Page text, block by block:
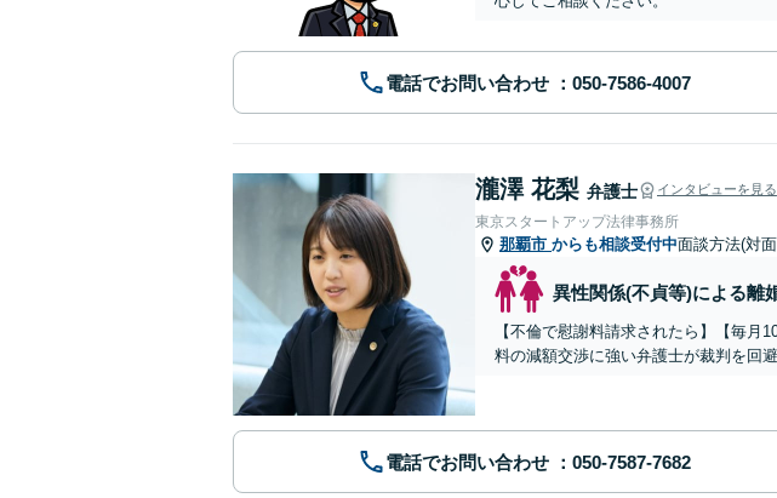
電話でお問い合わせ
瀧澤 花梨 弁護士 インタビューを見る
東京スタートアップ法律事務所
那覇市 からも相談受付中面談方法(対
異性関係(不貞等)による離
【不倫で慰謝料請求されたら】【毎
料の減額交渉に強い弁護士が裁判を回
電話でお問い合わせ